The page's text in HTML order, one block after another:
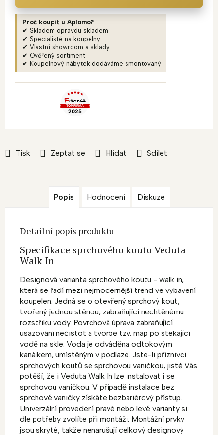
Tisk Zeptat se Hlídat Sdílet
Proč koupit u Aplomo?
✔ Skladem opravdu skladem
✔ Specialisté na koupelny
✔ Vlastní showroom a sklady
✔ Ověřený sortiment
✔ Koupelnový nábytek dodáváme smontovaný
Popis Hodnocení Diskuze
Detailní popis produktu
Specifikace sprchového koutu Veduta
Walk In
Designová varianta sprchového koutu - walk in,
která se řadí mezi nejmodernější trend ve vybavení
koupelen. Jedná se o otevřený sprchový kout,
tvořený jednou stěnou, zabraňující nechtěnému
rozstřiku vody. Povrchová úprava zabraňující
usazování nečistot a tvorbě tzv. map po stékající
vodě na skle. Voda je odváděna odtokovým
kanálkem, umístěným v podlaze. Jste-li příznivci
sprchových koutů se sprchovou vaničkou, jistě Vás
potěší, že i Veduta Walk In lze instalovat i se
sprchovou vaničkou. V případě instalace bez
sprchové vaničky získáte bezbariérový přístup.
Univerzální provedení pravé nebo levé varianty si
dle potřeby zvolíte při montáži. Montážní prvky
jsou skryté, takže nenarušují celkový designový